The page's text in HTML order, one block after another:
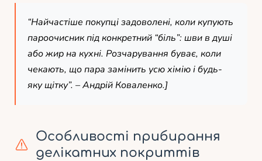
“Найчастіше покупці задоволені, коли купують
пароочисник під конкретний “біль”: шви в душі
або жир на кухні. Розчарування буває, коли
чекають, що пара замінить усю хімію і будь-
яку щітку”. –Андрій Коваленко.]
Особливості прибирання
делікатних покриттів